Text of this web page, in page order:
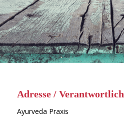
Adresse / Verantwortlich
Ayurveda Praxis